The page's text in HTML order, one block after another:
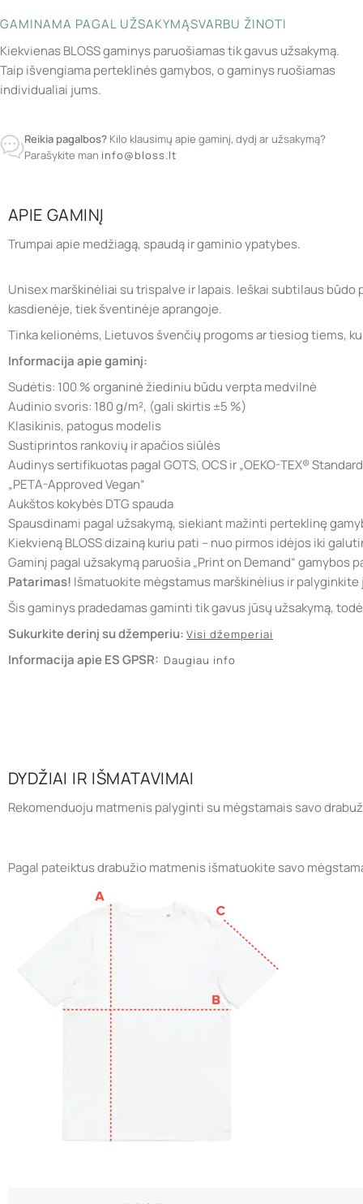
GAMINAMA PAGAL UŽSAKYMĄSVARBU ŽINOTI
Kiekvienas BLOSS gaminys paruošiamas tik gavus užsakymą.
Taip išvengiama perteklinės gamybos, o gaminys ruošiamas
individualiai jums.
Reikia pagalbos? Kilo klausimų apie gaminį, dydį ar užsakymą?
Parašykite man info@bloss.lt
APIE GAMINĮ
Trumpai apie medžiagą, spaudą ir gaminio ypatybes.
Unisex marškinėliai su trispalve ir lapais. Ieškai subtilaus
kasdienėje, tiek šventinėje aprangoje.
Tinka kelionėms, Lietuvos švenčių progoms ar tiesiog tiems,
Informacija apie gaminį:
Sudėtis: 100 % organinė žiediniu būdu verpta medvilnė
Audinio svoris: 180 g/m², (gali skirtis ±5 %)
Klasikinis, patogus modelis
Sustiprintos rankovių ir apačios siūlės
Audinys sertifikuotas pagal GOTS, OCS ir „OEKO-TEX®
„PETA-Approved Vegan“
Aukštos kokybės DTG spauda
Spausdinami pagal užsakymą, siekiant mažinti perteklinę
Kiekvieną BLOSS dizainą kuriu pati – nuo pirmos idėjos iki
Gaminį pagal užsakymą paruošia „Print on Demand“ gamybos
Patarimas! Išmatuokite mėgstamus marškinėlius ir
Šis gaminys pradedamas gaminti tik gavus jūsų užsakymą,
Sukurkite derinį su džemperiu: Visi džemperiai
Informacija apie ES GPSR: Daugiau info
DYDŽIAI IR IŠMATAVIMAI
Rekomenduoju matmenis palyginti su mėgstamais savo
Pagal pateiktus drabužio matmenis išmatuokite savo